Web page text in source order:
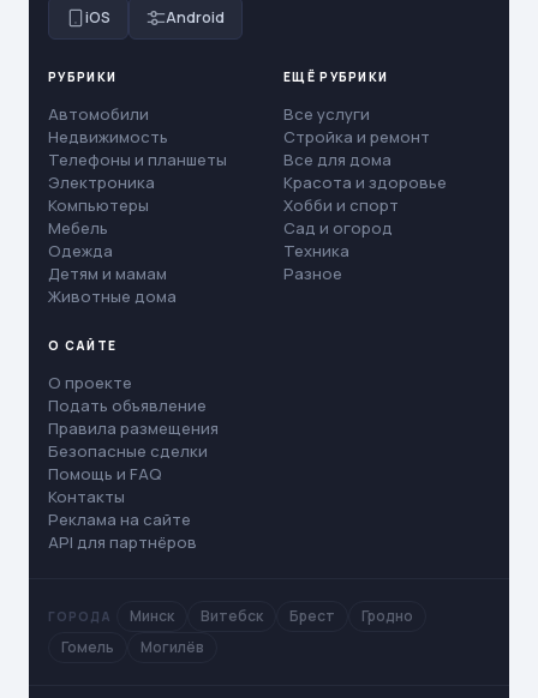
iOS Android
РУБРИКИ
Автомобили
Недвижимость
Телефоны и планшеты
Электроника
Компьютеры
Мебель
Одежда
Детям и мамам
Животные дома
ЕЩЁ РУБРИКИ
Все услуги
Стройка и ремонт
Все для дома
Красота и здоровье
Хобби и спорт
Сад и огород
Техника
Разное
О САЙТЕ
О проекте
Подать объявление
Правила размещения
Безопасные сделки
Помощь и FAQ
Контакты
Реклама на сайте
API для партнёров
ГОРОДА Минск Витебск Брест
Гродно
Гомель
Могилёв